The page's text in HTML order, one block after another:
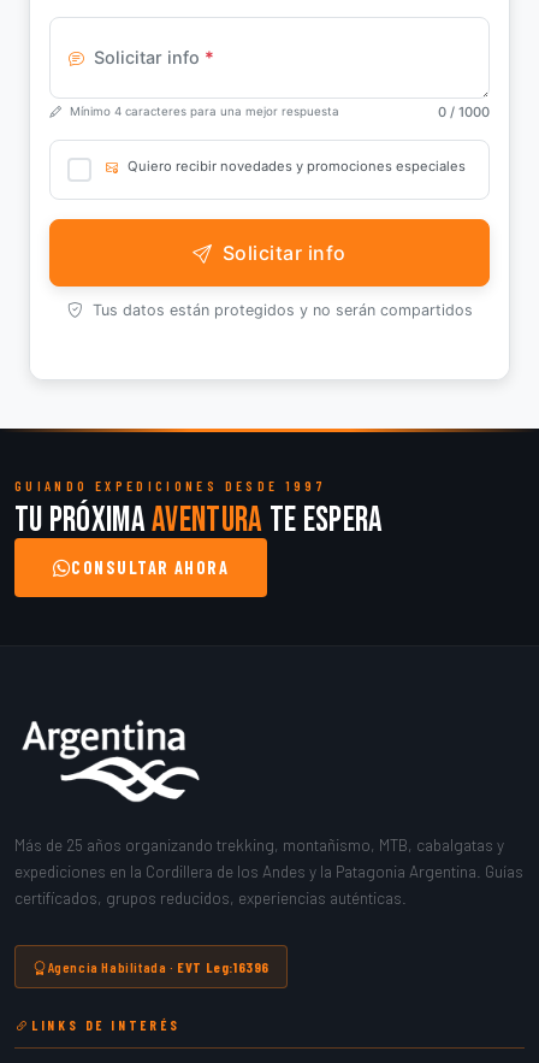
Solicitar info *
Mínimo 4 caracteres para una mejor respuesta 0 / 1000
Quiero recibir novedades y promociones especiales
Solicitar info
Tus datos están protegidos y no serán compartidos
GUIANDO EXPEDICIONES DESDE 1997
Tu próximaaventura te espera
CONSULTAR AHORA
Más de 25 años organizando trekking, montañismo, MTB, cabalgatas y
expediciones en la Cordillera de los Andes y la Patagonia Argentina. Guías
certificados, grupos reducidos, experiencias auténticas.
Agencia Habilitada · EVT Leg:16396
LINKS DE INTERÉS